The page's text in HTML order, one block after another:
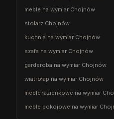
meble na wymiar Chojnów
stolarz Chojnów
kuchnia na wymiar Chojnów
szafa na wymiar Chojnów
garderoba na wymiar Chojnów
wiatrołap na wymiar Chojnów
meble łazienkowe na wymiar
meble pokojowe na wymiar